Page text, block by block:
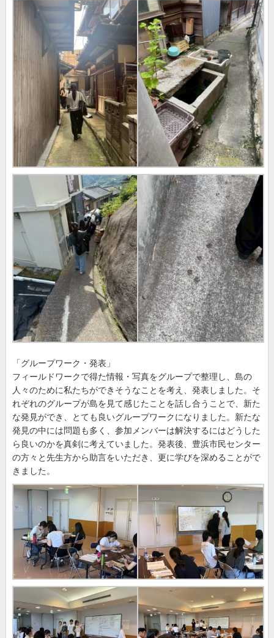
「グループワーク・発表」
フィールドワークで得た情報・写真をグループで整理し、島の
人々のために私たちができそうなことを考え、発表しました。そ
れぞれのグループが島を見て感じたことを話し合うことで、新た
な発見ができ、とても良いグループワークになりました。新たな
発見の中には問題も多く、参加メンバーは解決するにはどうした
ら良いのかを真剣に考えていました。発表後、豊浜市民センター
の方々と先生方から助言をいただき、更に学びを深めることがで
きました。